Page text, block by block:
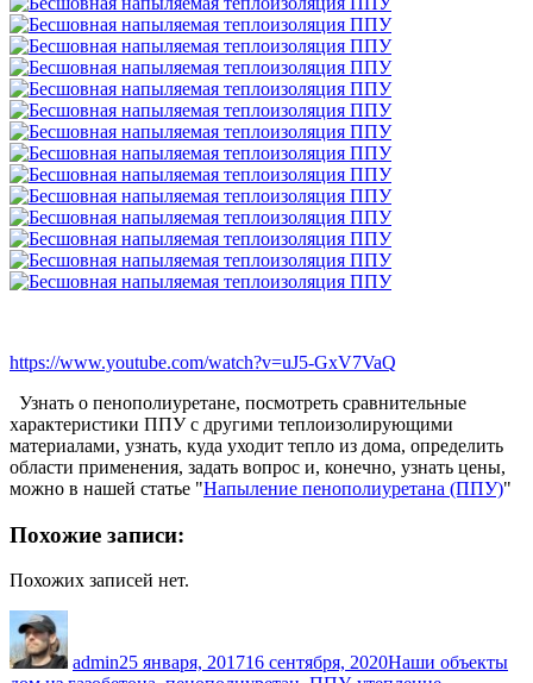
https://www.youtube.com/watch?v=uJ5-GxV7VaQ
Узнать о пенополиуретане, посмотреть сравнительные
характеристики ППУ с другими теплоизолирующими
материалами, узнать, куда уходит тепло из дома, определить
области применения, задать вопрос и, конечно, узнать цены,
можно в нашей статье "Напыление пенополиуретана (ППУ)"
Похожие записи:
Похожих записей нет.
admin25 января, 201716 сентября, 2020Наши объекты